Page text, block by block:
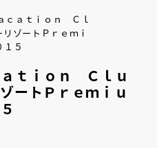
ｔｉｏｎ Ｃｌｕ
ートＰｒｅｍｉｕ